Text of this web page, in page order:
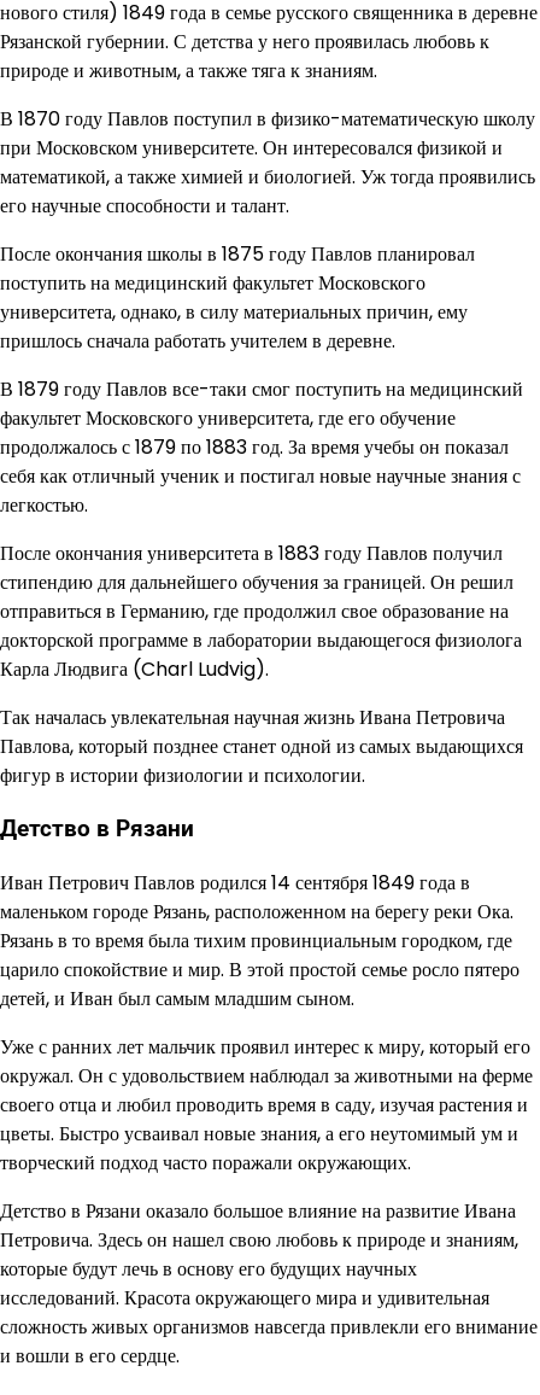
нового стиля) 1849 года в семье русского священника в деревне
Рязанской губернии. С детства у него проявилась любовь к
природе и животным, а также тяга к знаниям.
В 1870 году Павлов поступил в физико-математическую школу
при Московском университете. Он интересовался физикой и
математикой, а также химией и биологией. Уж тогда проявились
его научные способности и талант.
После окончания школы в 1875 году Павлов планировал
поступить на медицинский факультет Московского
университета, однако, в силу материальных причин, ему
пришлось сначала работать учителем в деревне.
В 1879 году Павлов все-таки смог поступить на медицинский
факультет Московского университета, где его обучение
продолжалось с 1879 по 1883 год. За время учебы он показал
себя как отличный ученик и постигал новые научные знания с
легкостью.
После окончания университета в 1883 году Павлов получил
стипендию для дальнейшего обучения за границей. Он решил
отправиться в Германию, где продолжил свое образование на
докторской программе в лаборатории выдающегося физиолога
Карла Людвига (Charl Ludvig).
Так началась увлекательная научная жизнь Ивана Петровича
Павлова, который позднее станет одной из самых выдающихся
фигур в истории физиологии и психологии.
Детство в Рязани
Иван Петрович Павлов родился 14 сентября 1849 года в
маленьком городе Рязань, расположенном на берегу реки Ока.
Рязань в то время была тихим провинциальным городком, где
царило спокойствие и мир. В этой простой семье росло пятеро
детей, и Иван был самым младшим сыном.
Уже с ранних лет мальчик проявил интерес к миру, который его
окружал. Он с удовольствием наблюдал за животными на ферме
своего отца и любил проводить время в саду, изучая растения и
цветы. Быстро усваивал новые знания, а его неутомимый ум и
творческий подход часто поражали окружающих.
Детство в Рязани оказало большое влияние на развитие Ивана
Петровича. Здесь он нашел свою любовь к природе и знаниям,
которые будут лечь в основу его будущих научных
исследований. Красота окружающего мира и удивительная
сложность живых организмов навсегда привлекли его внимание
и вошли в его сердце.